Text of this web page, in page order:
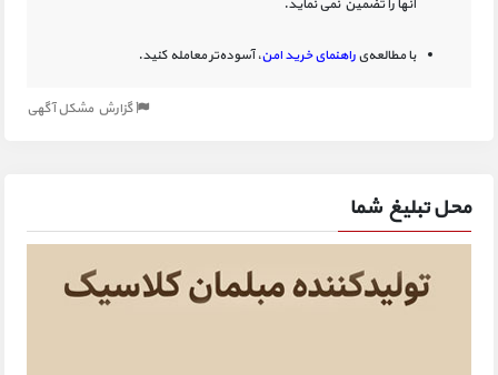
آنها را تضمین نمی نماید.
با مطالعه‌یراهنمای خرید امن، آسوده‌تر معامله کنید.
گزارش مشکل آگهی
محل تبلیغ شما